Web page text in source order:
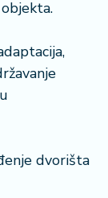
dvorišta